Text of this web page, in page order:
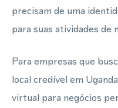
precisam de uma
para suas atividades de
Para empresas que
local credível em
virtual para negócios